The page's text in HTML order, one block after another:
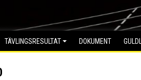
TÄVLINGSRESULTAT DOKUMENT